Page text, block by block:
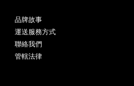
品牌故事
運送服務方式
聯絡我們
管轄法律